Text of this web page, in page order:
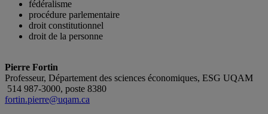
fédéralisme
procédure parlementaire
droit constitutionnel
droit de la personne
Pierre Fortin
Professeur, Département des sciences économiques, ESG UQAM
514 987-3000, poste 8380
fortin.pierre@uqam.ca